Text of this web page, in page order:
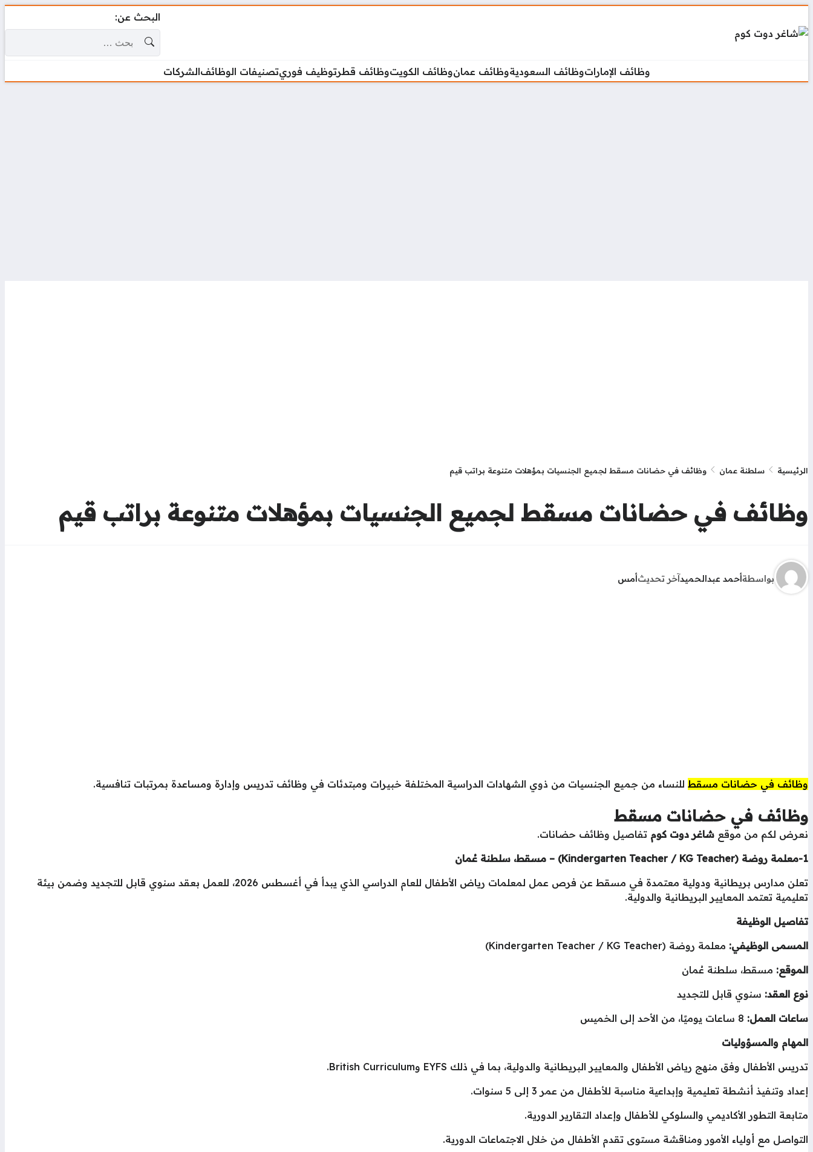
البحث عن:
وظائف الإماراتوظائف السعوديةوظائف عمانوظائف الكويتوظائف قطرتوظيف فوريتصنيفات الوظائفالشركات
الرئيسية سلطنة عمان وظائف في حضانات مسقط لجميع الجنسيات بمؤهلات متنوعة براتب قيم
وظائف في حضانات مسقط لجميع الجنسيات بمؤهلات متنوعة براتب قيم
بواسطةأحمد عبدالحميدآخر تحديثأمس
وظائف في حضانات مسقط للنساء من جميع الجنسيات من ذوي الشهادات الدراسية المختلفة خبيرات ومبتدئات في وظائف تدريس وإدارة ومساعدة بمرتبات تنافسية.
وظائف في حضانات مسقط
نعرض لكم من موقع شاغر دوت كوم تفاصيل وظائف حضانات.
1-معلمة روضة (Kindergarten Teacher / KG Teacher) – مسقط، سلطنة عُمان
تعلن مدارس بريطانية ودولية معتمدة في مسقط عن فرص عمل لمعلمات رياض الأطفال للعام الدراسي الذي يبدأ في أغسطس 2026، للعمل بعقد سنوي قابل للتجديد وضمن بيئة
تعليمية تعتمد المعايير البريطانية والدولية.
تفاصيل الوظيفة
المسمى الوظيفي: معلمة روضة (Kindergarten Teacher / KG Teacher)
الموقع: مسقط، سلطنة عُمان
نوع العقد: سنوي قابل للتجديد
ساعات العمل:
المهام والمسؤوليات
تدريس الأطفال وفق منهج رياض الأطفال والمعايير البريطانية والدولية، بما في ذلك EYFS وBritish Curriculum.
إعداد وتنفيذ أنشطة تعليمية وإبداعية مناسبة للأطفال من عمر 3 إلى 5 سنوات.
متابعة التطور الأكاديمي والسلوكي للأطفال وإعداد التقارير الدورية.
التواصل مع أولياء الأمور ومناقشة مستوى تقدم الأطفال من خلال الاجتماعات الدورية.